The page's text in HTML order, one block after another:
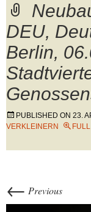
DEU,
Berlin,
PUBLISHED ON 23.
VERKLEINERN
← Previous